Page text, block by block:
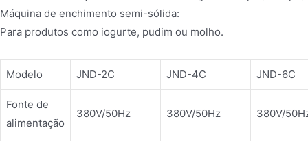
Máquina de enchimento semi-sólida:
Para produtos como iogurte, pudim ou molho.
Modelo JND-2C JND-4C JND-6C
Fonte de
alimentação
380V/50Hz 380V/50Hz 380V/